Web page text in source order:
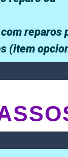
reparos
(item